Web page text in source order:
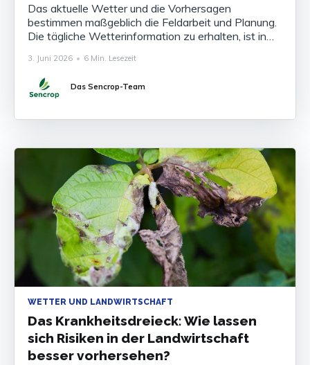
Das aktuelle Wetter und die Vorhersagen
bestimmen maßgeblich die Feldarbeit und Planung.
Die tägliche Wetterinformation zu erhalten, ist in
worden. Mit entsprechenden Smartphone-Apps
der Wetteranbieter lässt sich eine mal mehr oder
weniger exakte Wettervorhersage abrufen.
Besonderheiten
3. Juni 2026 • 6 Min. Lesezeit
Das Sencrop-Team
WETTER UND LANDWIRTSCHAFT
Das Krankheitsdreieck: Wie lassen
sich Risiken in der Landwirtschaft
besser vorhersehen?